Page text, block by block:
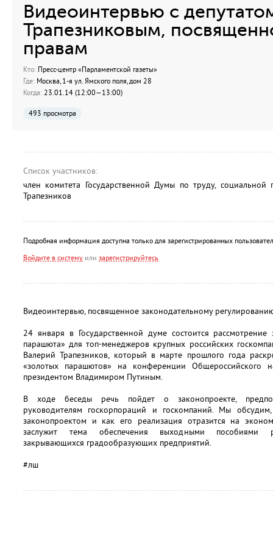
Видеоинтервью с
Трапезниковым,
правам
Кто: Пресс-центр «Парламентской газеты»
Где: Москва, 1-я ул. Ямского поля, дом 28
Когда: 23.01.14 (12:00—13:00)
493 просмотра
Список участников:
член комитета Государственной Думы по труду,
Трапезников
Подробная информация доступна только для зарегистрированных
Войдите в систему или зарегистрируйтесь
Видеоинтервью, посвященное законодательному
24 января в Государственной думе состоится
парашюта» для топ-менеджеров крупных российских
Валерий Трапезников, который в марте прошлого года
«золотых парашютов» на конференции
президентом Владимиром Путиным.
В ходе беседы речь пойдет о законопроекте,
руководителям госкорпораций и госкомпаний. Мы
законопроектом и как его реализация отразится на
заслужит тема обеспечения выходными пособиями
закрывающихся градообразующих предприятий.
#лш